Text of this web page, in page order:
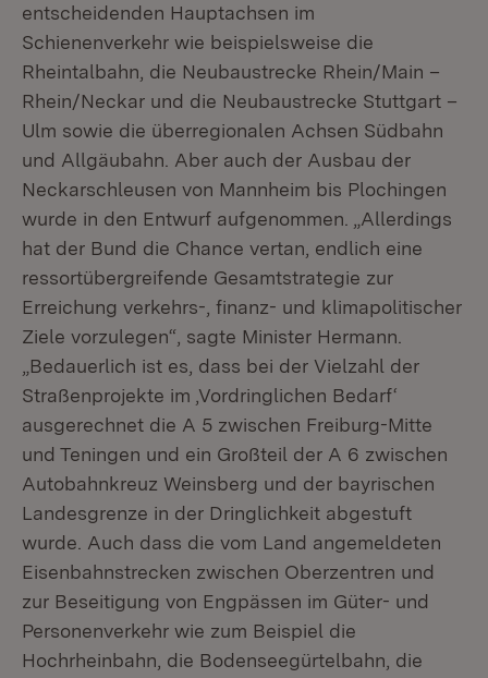
entscheidenden Hauptachsen im
Schienenverkehr wie beispielsweise die
Rheintalbahn, die Neubaustrecke Rhein/Main –
Rhein/Neckar und die Neubaustrecke Stuttgart –
Ulm sowie die überregionalen Achsen Südbahn
und Allgäubahn. Aber auch der Ausbau der
Neckarschleusen von Mannheim bis Plochingen
wurde in den Entwurf aufgenommen. „Allerdings
hat der Bund die Chance vertan, endlich eine
ressortübergreifende Gesamtstrategie zur
Erreichung verkehrs-, finanz- und klimapolitischer
Ziele vorzulegen“, sagte Minister Hermann.
„Bedauerlich ist es, dass bei der Vielzahl der
Straßenprojekte im ‚Vordringlichen Bedarf‘
ausgerechnet die A 5 zwischen Freiburg-Mitte
und Teningen und ein Großteil der A 6 zwischen
Autobahnkreuz Weinsberg und der bayrischen
Landesgrenze in der Dringlichkeit abgestuft
wurde. Auch dass die vom Land angemeldeten
Eisenbahnstrecken zwischen Oberzentren und
zur Beseitigung von Engpässen im Güter- und
Personenverkehr wie zum Beispiel die
Hochrheinbahn, die Bodenseegürtelbahn, die